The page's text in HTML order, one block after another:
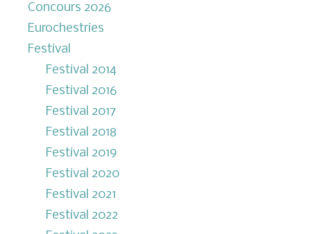
Concours 2026
Eurochestries
Festival
Festival 2014
Festival 2016
Festival 2017
Festival 2018
Festival 2019
Festival 2020
Festival 2021
Festival 2022